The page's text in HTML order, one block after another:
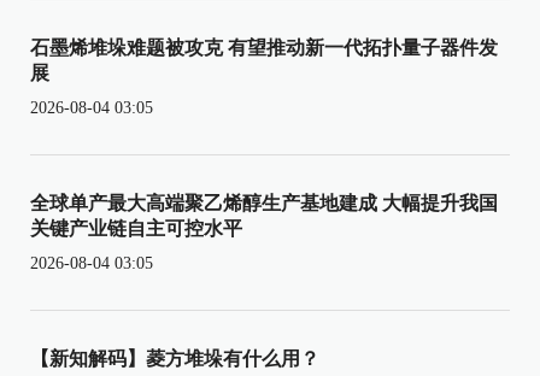
石墨烯堆垛难题被攻克 有望推动新一代拓扑量子器件发
展
2026-08-04 03:05
全球单产最大高端聚乙烯醇生产基地建成 大幅提升我国
关键产业链自主可控水平
2026-08-04 03:05
【新知解码】菱方堆垛有什么用？